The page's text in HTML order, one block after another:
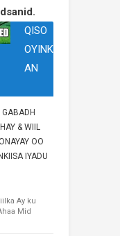
QISO
OYINK
AN
& WIIL
OO
IYADU
Ay ku
Mid